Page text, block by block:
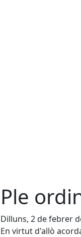
Ple
Dilluns, 2 de febrer
En virtut d'allò